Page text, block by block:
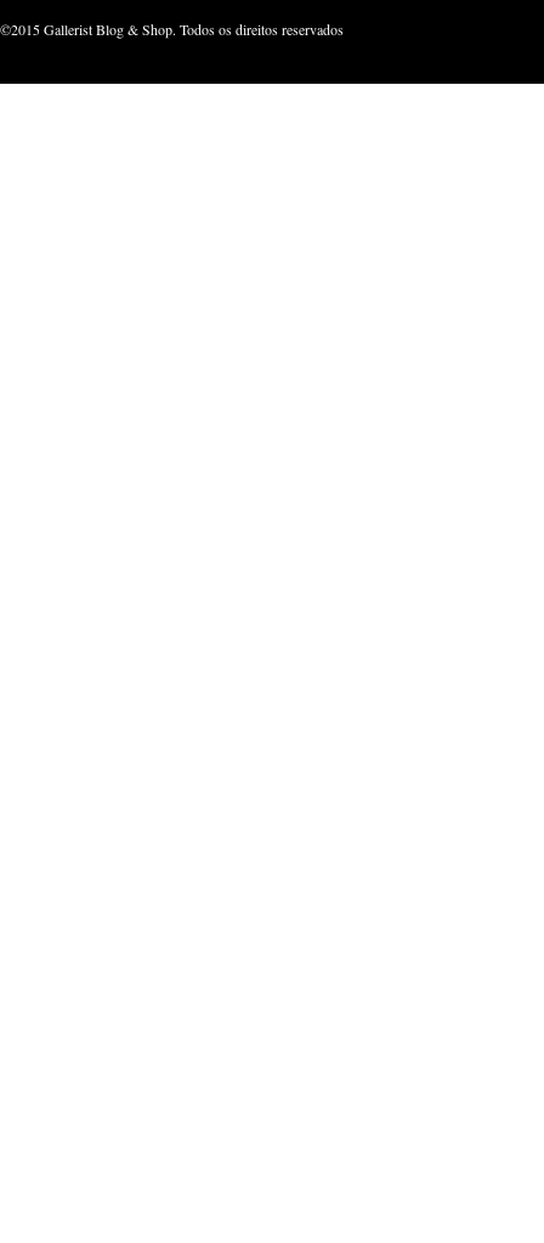
©2015 Gallerist Blog & Shop. Todos os direitos reservados